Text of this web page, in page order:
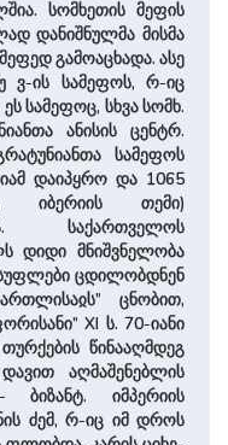
სომხეთის მეფის
დანიშნულმა მისმა
გამოაცხადა. ასე
ვ-ის სამეფოს, რ-იც
სამეფოც, სხვა სომხ.
ანისის ცენტრ.
სამეფოს
დაიპყრო და 1065
იბერიის თემი)
საქართველოს
დიდი მნიშვნელობა
ცდილობდნენ
ცნობით,
XI ს. 70-იანი
წინააღმდეგ
აღმაშენებლის
იმპერიის
ძემ, რ-იც იმ დროს